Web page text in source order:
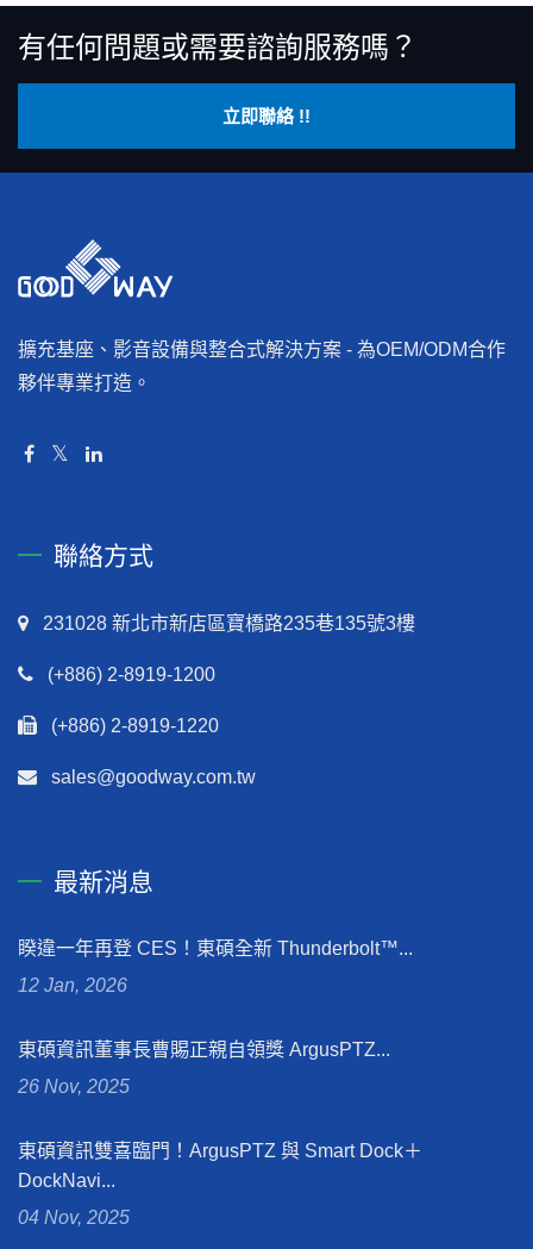
有任何問題或需要諮詢服務嗎？
立即聯絡 !!
擴充基座、影音設備與整合式解決方案 - 為OEM/ODM合作
夥伴專業打造。
聯絡方式
231028 新北市新店區寶橋路235巷135號3樓
(+886) 2-8919-1200
(+886) 2-8919-1220
sales@goodway.com.tw
最新消息
睽違一年再登 CES！東碩全新 Thunderbolt™...
12 Jan, 2026
東碩資訊董事長曹賜正親自領獎 ArgusPTZ...
26 Nov, 2025
東碩資訊雙喜臨門！ArgusPTZ 與 Smart Dock＋
DockNavi...
04 Nov, 2025